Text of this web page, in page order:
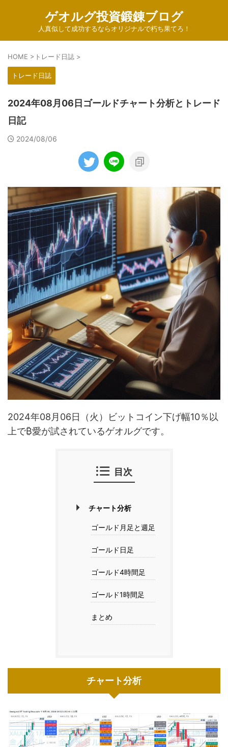
ゲオルグ投資鍛錬ブログ
人真似して成功するならオリジナルで朽ち果てろ！
HOME > トレード日誌 >
トレード日誌
2024年08月06日ゴールドチャート分析とトレード
日記
2024/08/06
2024年08月06日（火）ビットコイン下げ幅10％以
上で₿愛が試されているゲオルグです。
目次
チャート分析
ゴールド月足と週足
ゴールド日足
ゴールド4時間足
ゴールド1時間足
まとめ
チャート分析